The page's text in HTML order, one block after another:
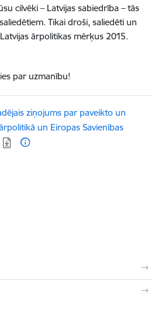
cilvēki – Latvijas sabiedrība – tās
Tikai droši, saliedēti un
ārpolitikas mērķus 2015.
par uzmanību!
ziņojums par paveikto un
un Eiropas Savienības